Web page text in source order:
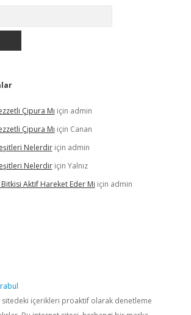
Çipura Mı için admin
Çipura Mı için Canan
Nelerdiriçin admin
Nelerdiriçin Yalnız
Aktif Hareket Eder Mi için admin
sitedeki içerikleri proaktif olarak denetleme